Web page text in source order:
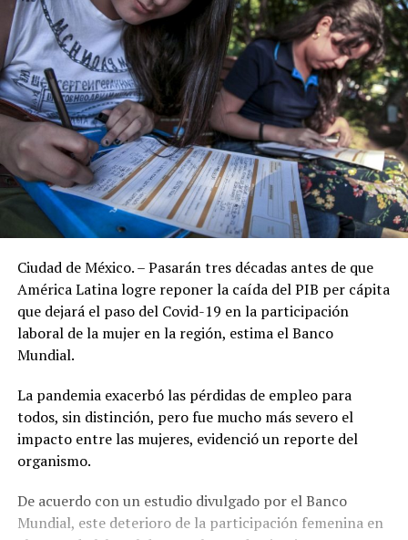
Ciudad de México. – Pasarán tres décadas antes de que
América Latina logre reponer la caída del PIB per cápita
que dejará el paso del Covid-19 en la participación
laboral de la mujer en la región, estima el Banco
Mundial.
La pandemia exacerbó las pérdidas de empleo para
todos, sin distinción, pero fue mucho más severo el
impacto entre las mujeres, evidenció un reporte del
organismo.
De acuerdo con un estudio divulgado por el Banco
Mundial, este deterioro de la participación femenina en